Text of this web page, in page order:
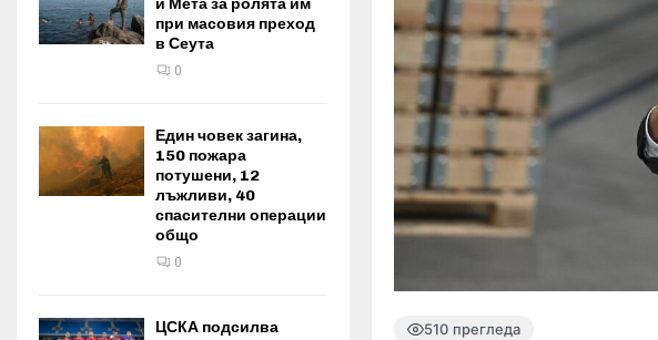
510 прегледа
и Мета за ролята им
при масовия преход
в Сеута
0
Един човек загина,
150 пожара
потушени, 12
лъжливи, 40
спасителни операции
общо
0
ЦСКА подсилва